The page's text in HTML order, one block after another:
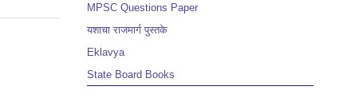
MPSC Questions Paper
यशाचा राजमार्ग पुस्तके
Eklavya
State Board Books